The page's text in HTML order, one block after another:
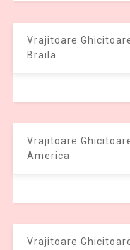
Vrajitoare
Braila
Vrajitoare
America
Vrajitoare